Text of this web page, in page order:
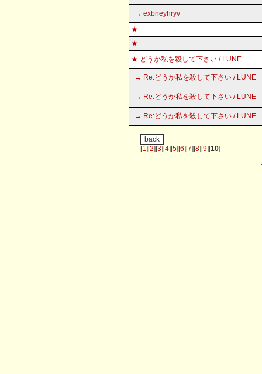
→ exbneyhryv
★
★
★ どうか私を殺して下さい / LUNE
→ Re:どうか私を殺して下さい / LUNE
→ Re:どうか私を殺して下さい / LUNE
→ Re:どうか私を殺して下さい / LUNE
[1][2][3][4][5][6][7][8][9][10]